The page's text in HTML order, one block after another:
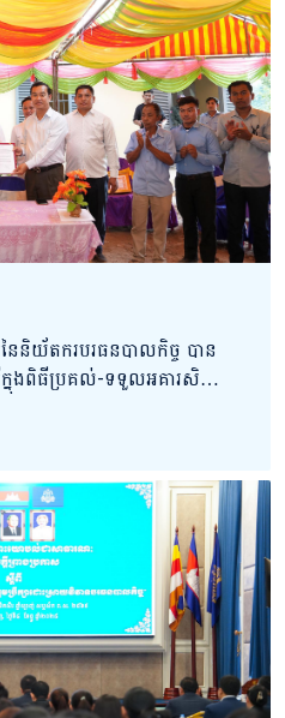
ៃនិយ័តករបរធនបាលកិច្ច បាន
ងពិធីប្រគល់-ទទួលអគារសិក្សា
ភូមិបឹងរំលេច ឃុំក្រពើពីរ ស្រុក
ឧបត្ថម្ភថវិកាសាងសង់